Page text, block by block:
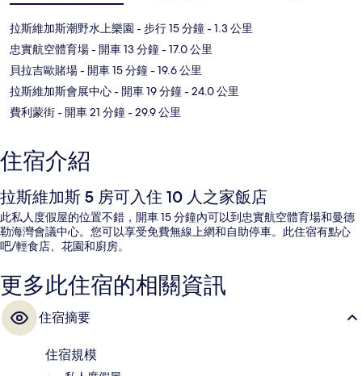
拉斯維加斯潮野水上樂園 - 步行 15 分鐘- 1.3 公里
忠實航空體育場- 開車 13 分鐘- 17.0 公里
貝拉吉歐賭場- 開車 15 分鐘- 19.6 公里
拉斯維加斯會展中心- 開車 19 分鐘- 24.0 公里
費利蒙街- 開車 21 分鐘- 29.9 公里
住宿介紹
拉斯維加斯 5 房可入住 10 人之家飯店
此私人度假屋的位置不錯，開車 15 分鐘內可以到忠實航空體育場和曼德
勒海灣會議中心。您可以享受免費無線上網和自助停車。此住宿有點心
吧/輕食店、花園和廚房。
更多此住宿的相關資訊
住宿摘要
住宿規模